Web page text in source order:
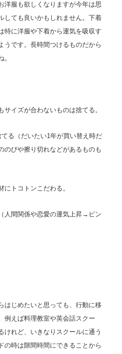
洋服も欲しくなりますが今年は思
しても良いかもしれません。下着
特に洋服や下着から運気を吸収す
うです。長時間つけるものだから
サイズが合わないものは捨てる。
る（だいたい1年が買い替え時だ
のびや擦り切れなどがあるものも
にトコトンこだわる。
人間関係や恋愛の運気上昇→ピン
はじめたいと思っても、行動に移
例えば料理教室や英会話スクー
けれど、いきなりスクールに通う
時は隙間時間にできることから